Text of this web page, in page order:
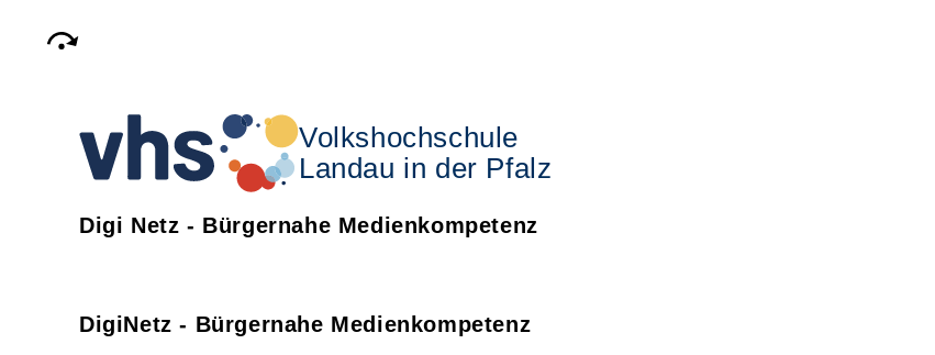
Volkshochschule
Landau in der Pfalz
Digi Netz - Bürgernahe Medienkompetenz
DigiNetz - Bürgernahe Medienkompetenz